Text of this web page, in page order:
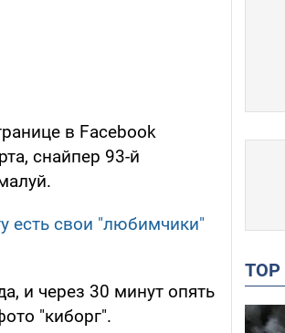
в Facebook
снайпер 93-й
есть свои "любимчики"
и через 30 минут опять
"киборг".